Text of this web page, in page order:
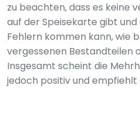
zu beachten, dass es keine
auf der Speisekarte gibt
Fehlern kommen kann, wie
vergessenen Bestandteilen
Insgesamt scheint die
jedoch positiv und